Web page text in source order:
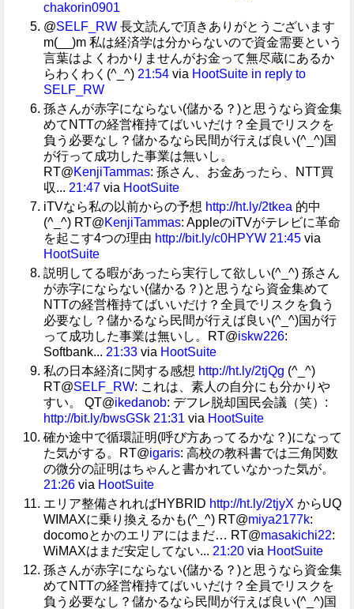
chakorin0901
@SELF_RW 長文読んで頂きありがとうございます
m(__)m 私は経済学は分からないので資金需要という
言葉はよくわかりませんがお金って無尽蔵にあるか
らわくわく(^_^) 21:54 via HootSuite in reply to
SELF_RW
孫さんが赤字にならない(儲かる？)と思うなら資金集
めてNTTの経営権持てばいいだけ？全員でリスクを
負う必要なし？儲かるなら民間が行えば良い(^_^)国
が行って成功した事業は無いし。
RT@KenjiTammas: 孫さん、お金あったら、NTT買
収... 21:47 via HootSuite
iTVなら私の以前からの予想 http://ht.ly/2tkea 的中
(^_^) RT@KenjiTammas: AppleのiTVがテレビに革命
を起こす4つの理由 http://bit.ly/c0HPYW 21:45 via
HootSuite
説明してる暇があったら実行して欲しい(^_^) 孫さん
が赤字にならない(儲かる？)と思うなら資金集めて
NTTの経営権持てばいいだけ？全員でリスクを負う
必要なし？儲かるなら民間が行えば良い(^_^)国が行
って成功した事業は無いし。RT@iskw226:
Softbank... 21:33 via HootSuite
私の日本経済に関する感想 http://ht.ly/2tjQg (^_^)
RT@SELF_RW: これは、素人の自分にも分かりや
すい。 QT@ikedanob: デフレ脱却国民会議（笑）:
http://bit.ly/bwsGSk 21:31 via HootSuite
確か途中で循環証明(呼び方あってるかな？)になって
た気がする。RT@igaris: 高校の教科書では三角関数
の微分の証明はちゃんと書かれていなかった気が。
21:26 via HootSuite
エリア整備されればHYBRID http://ht.ly/2tjyX からUQ
WIMAXに乗り換えるかも(^_^) RT@miya2177k:
docomoとかのエリアにはまだ… RT@masakichi22:
WiMAXはまだ安定してない... 21:20 via HootSuite
孫さんが赤字にならない(儲かる？)と思うなら資金集
めてNTTの経営権持てばいいだけ？全員でリスクを
負う必要なし？儲かるなら民間が行えば良い(^_^)国